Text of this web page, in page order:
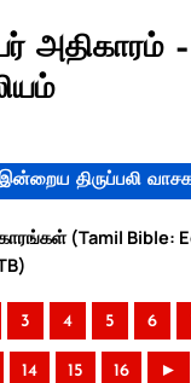
அதிகாரம்
திருப்பலி
(Tamil Bible:
3 4 5 6
14 15 16 ►